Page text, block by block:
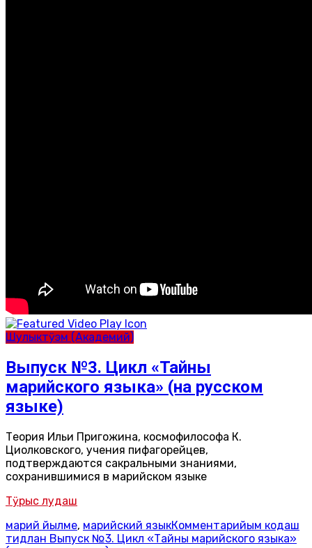
Шулыктӱэм (Академий)
Выпуск №3. Цикл «Тайны
марийского языка» (на русском
языке)
Теория Ильи Пригожина, космофилософа К.
Циолковского, учения пифагорейцев,
подтверждаются сакральными знаниями,
сохранившимися в марийском языке
Тӱрыс лудаш
марий йылме, марийский языкКомментарийым кодаш
тидлан Выпуск №3. Цикл «Тайны марийского языка»